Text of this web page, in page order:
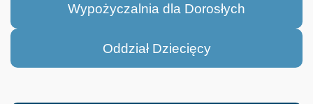
Wypożyczalnia dla Dorosłych
Oddział Dziecięcy